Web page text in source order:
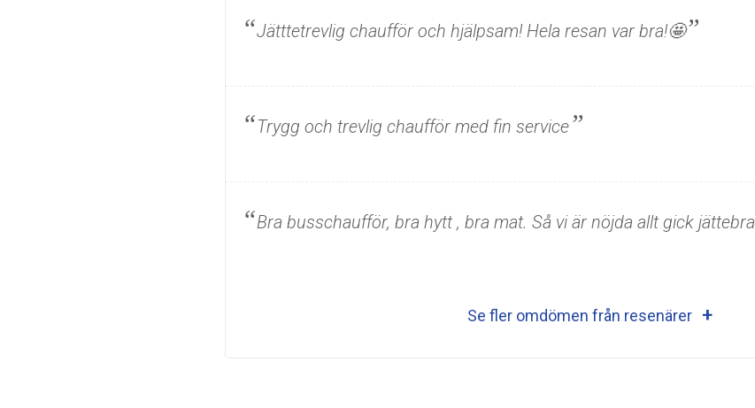
Jätttetrevlig chaufför och hjälpsam! Hela resan var bra!🤩
Trygg och trevlig chaufför med fin service
Bra busschaufför, bra hytt , bra mat. Så vi är nöjda allt gick jättebra
Se fler omdömen från resenärer